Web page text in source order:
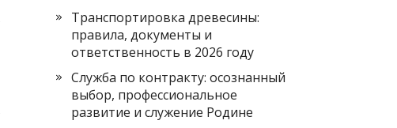
Транспортировка древесины:
правила, документы и
ответственность в 2026 году
Служба по контракту: осознанный
выбор, профессиональное
развитие и служение Родине